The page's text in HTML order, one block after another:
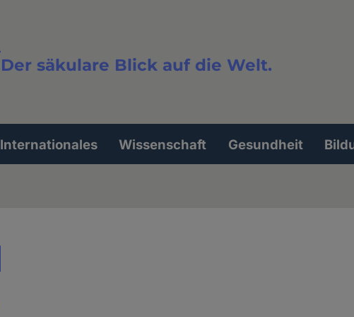
Der säkulare Blick auf die Welt.
Volltextsuche
Internationales Wissenschaft Gesundheit